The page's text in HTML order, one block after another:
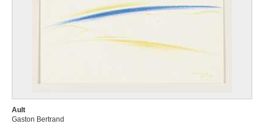
Ault
Gaston Bertrand